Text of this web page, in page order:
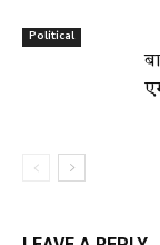
Political